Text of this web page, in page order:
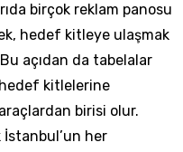
birçok reklam panosu
hedef kitleye ulaşmak
açıdan da tabelalar
kitlelerine
birisi olur.
her